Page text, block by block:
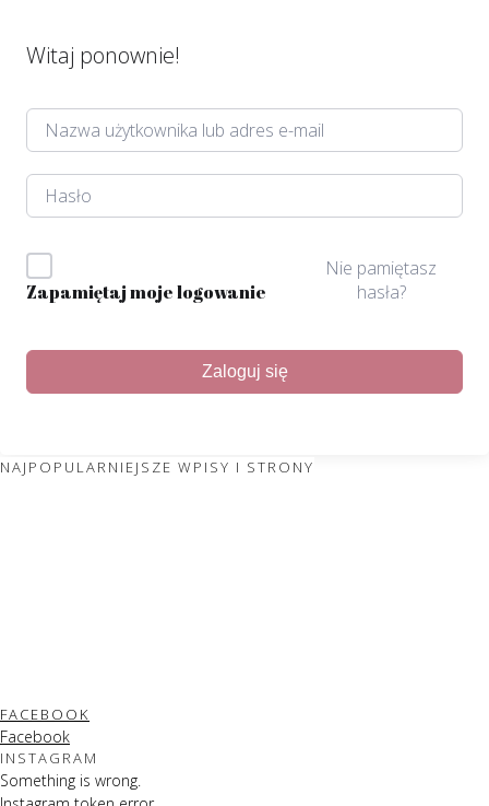
Witaj ponownie!
Zapamiętaj moje logowanie
Nie pamiętasz
hasła?
Zaloguj się
NAJPOPULARNIEJSZE WPISY I STRONY
FACEBOOK
Facebook
INSTAGRAM
Something is wrong.